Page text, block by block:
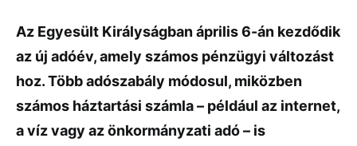
Az Egyesült Királyságban április 6-án kezdődik
az új adóév, amely számos pénzügyi változást
hoz. Több adószabály módosul, miközben
számos háztartási számla – például az internet,
a víz vagy az önkormányzati adó – is